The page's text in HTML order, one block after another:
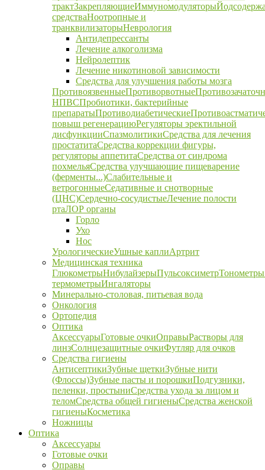
трактЗакрепляющиеИммуномодуляторы
средстваНоотропные и
транквилизаторыНеврология
Антидепрессанты
Лечение алкоголизма
Нейролептик
Лечение никотиновой зависимости
Средства для улучшения работы мозга
ПротивоязвенныеПротиворвотные
НПВСПробиотики, бактерийные
препаратыПротиводиабетические
повыш регенерациюРегуляторы эректильной
дисфункцииСпазмолитикиСредства для лечения
простатитаСредства коррекции фигуры,
регуляторы аппетитаСредства от синдрома
похмельяСредства улучшающие пищеварение
(ферменты...)Слабительные и
ветрогонныеСедативные и снотворные
(ЦНС)Сердечно-сосудистыеЛечение полости
ртаЛОР органы
Горло
Ухо
Нос
УрологическиеУшные каплиАртрит
Медицинская техника
ГлюкометрыНибулайзерыПульсоксиметрТонометры
термометрыИнгаляторы
Минерально-столовая, питьевая вода
Онкология
Ортопедия
Оптика
АксессуарыГотовые очкиОправыРастворы для
линзСолнцезащитные очкиФутляр для очков
Средства гигиены
АнтисептикиЗубные щеткиЗубные нити
(Флоссы)Зубные пасты и порошкиПодгузники,
пеленки, простыниСредства ухода за лицом и
теломСредства общей гигиеныСредства женской
гигиеныКосметика
Ножницы
Оптика
Аксессуары
Готовые очки
Оправы